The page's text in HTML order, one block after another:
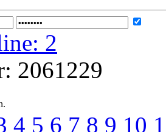
2
2061229
4 5 6 7 8 9 10